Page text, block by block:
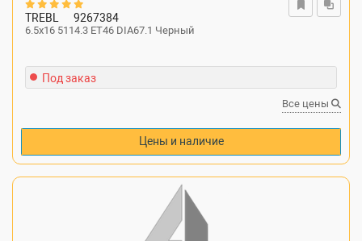
TREBL 9267384
6.5x16 5114.3 ET46 DIA67.1 Черный
Под заказ
Все цены
Цены и наличие